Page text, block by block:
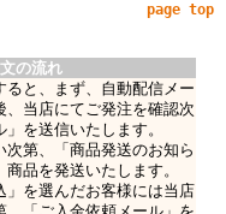
page top
の流れ
ると、まず、自動配信メー
、当店にてご発注を確認次
を送信いたします。
次第、「商品発送のお知ら
品を発送いたします。
」を選んだお客様には当店